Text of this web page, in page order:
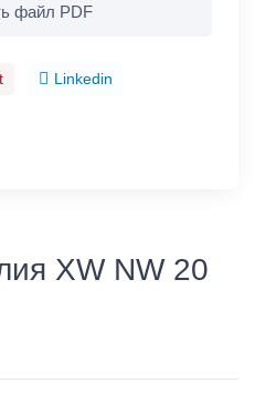
файл PDF
Linkedin
XW NW 20